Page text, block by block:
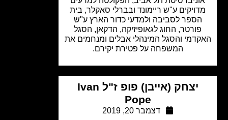
ע"ש ריימונד ובברלי סאקלר, בית
הספר לסביבה ולמדעי כדור הארץ ע"ש
פורטר, החוג לגאופיזיקה, הדקאן, הסגל
והסגל המינהלי אבלים ומנחמים את
המשפחה על פטירת יקירם.
יצחק (אייבן) פופ ז"ל Ivan
דצמבר 20, 2019